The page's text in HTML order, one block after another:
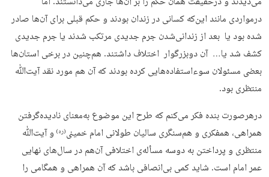
درمواردی مانند این‌که کسانی در زندان بودند و حکم قبلی برای آن‌ها صادر
شده بود یا بعد از زندانی‌شدن جرم جدیدی مرتکب شدند یا جرم جدیدی
کشف شد یا… آن دوبزرگوار اختلاف داشتند. هم‌چنین در برخی استان‌ها
بعضی مسئولان سوءاستفاده‌هایی کرده بودند که آن هم مورد نقد آیت‌ﷲ
منتظری بود.
درهرصورت بنده فکر می‌کنم که طرح این موضوع به‌معنای نادیده‌گرفتن
همراهی، همفکری و هم‌سنگری سالیان طولانی امام خمینی(ره) و آیت‌ﷲ
منتظری و پرداختن به دوسه مسأله‌ی اختلافی آن‌هم در سال‌های نهایی
عمر امام است. شاید کمی بی‌انصافی باشد که آن همراهی و همگامی را